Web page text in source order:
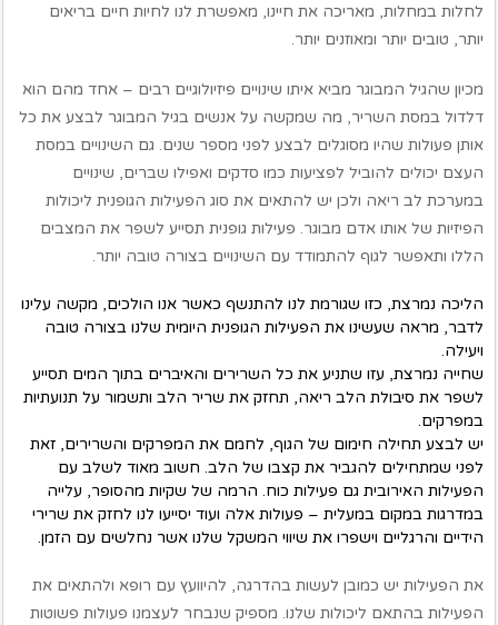
לחלות במחלות, מאריכה את חיינו, מאפשרת לנו לחיות חיים בריאים
יותר, טובים יותר ומאוזנים יותר.
מכיון שהגיל המבוגר מביא איתו שינויים פיזיולוגיים רבים – אחד מהם הוא
דלדול במסת השריר, מה שמקשה על אנשים בגיל המבוגר לבצע את כל
אותן פעולות שהיו מסוגלים לבצע לפני מספר שנים. גם השינויים במסת
העצם יכולים להוביל לפציעות כמו סדקים ואפילו שברים, שינויים
במערכת לב ריאה ולכן יש להתאים את סוג הפעילות הגופנית ליכולות
הפיזיות של אותו אדם מבוגר. פעילות גופנית תסייע לשפר את המצבים
הללו ותאפשר לגוף להתמודד עם השינויים בצורה טובה יותר.
הליכה נמרצת, כזו שגורמת לנו להתנשף כאשר אנו הולכים, מקשה עלינו
לדבר, מראה שעשינו את הפעילות הגופנית היומית שלנו בצורה טובה
ויעילה.
שחייה נמרצת, עזו שתניע את כל השרירים והאיברים בתוך המים תסייע
לשפר את סיבולת הלב ריאה, תחזק את שריר הלב ותשמור על תנועתיות
במפרקים.
יש לבצע תחילה חימום של הגוף, לחמם את המפרקים והשרירים, זאת
לפני שמתחילים להגביר את קצבו של הלב. חשוב מאוד לשלב עם
הפעילות האירובית גם פעילות כוח. הרמה של שקיות מהסופר, עלייה
במדרגות במקום במעלית – פעולות אלה ועוד יסייעו לנו לחזק את שרירי
הידיים והרגליים וישפרו את שיווי המשקל שלנו אשר נחלשים עם הזמן.
את הפעילות יש כמובן לעשות בהדרגה, להיוועץ עם רופא ולהתאים את
הפעילות בהתאם ליכולות שלנו. מספיק שנבחר לעצמנו פעולות פשוטות